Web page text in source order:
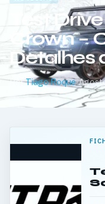
Test
Crown –
Detalhes
PorTiago Roque·